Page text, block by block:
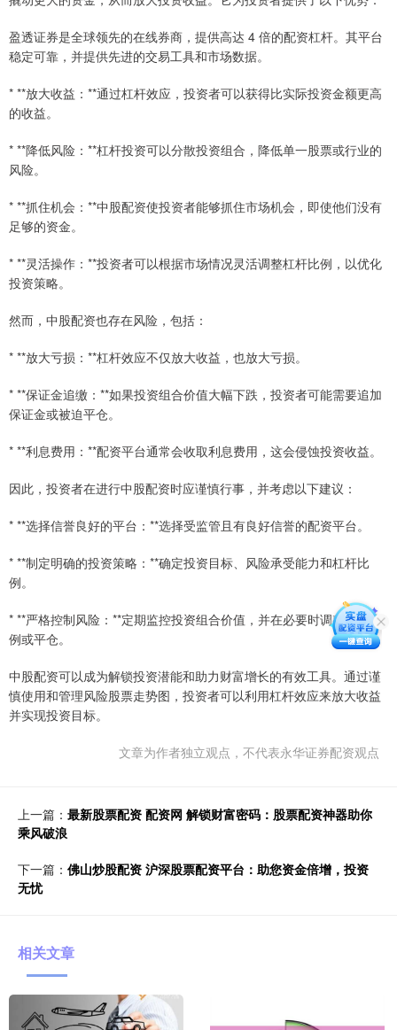
盈透证券是全球领先的在线券商，提供高达 4 倍的配资杠杆。其平台
稳定可靠，并提供先进的交易工具和市场数据。
* **放大收益：**通过杠杆效应，投资者可以获得比实际投资金额更高
的收益。
* **降低风险：**杠杆投资可以分散投资组合，降低单一股票或行业的
风险。
* **抓住机会：**中股配资使投资者能够抓住市场机会，即使他们没有
足够的资金。
* **灵活操作：**投资者可以根据市场情况灵活调整杠杆比例，以优化
投资策略。
然而，中股配资也存在风险，包括：
* **放大亏损：**杠杆效应不仅放大收益，也放大亏损。
* **保证金追缴：**如果投资组合价值大幅下跌，投资者可能需要追加
保证金或被迫平仓。
* **利息费用：**配资平台通常会收取利息费用，这会侵蚀投资收益。
因此，投资者在进行中股配资时应谨慎行事，并考虑以下建议：
* **选择信誉良好的平台：**选择受监管且有良好信誉的配资平台。
* **制定明确的投资策略：**确定投资目标、风险承受能力和杠杆比
例。
* **严格控制风险：**定期监控投资组合价值，并在必要时调整杠杆比
例或平仓。
中股配资可以成为解锁投资潜能和助力财富增长的有效工具。通过谨
慎使用和管理风险股票走势图，投资者可以利用杠杆效应来放大收益
并实现投资目标。
文章为作者独立观点，不代表永华证券配资观点
上一篇： 最新股票配资 配资网 解锁财富密码：股票配资神器助你
乘风破浪
下一篇： 佛山炒股配资 沪深股票配资平台：助您资金倍增，投资
无忧
相关文章